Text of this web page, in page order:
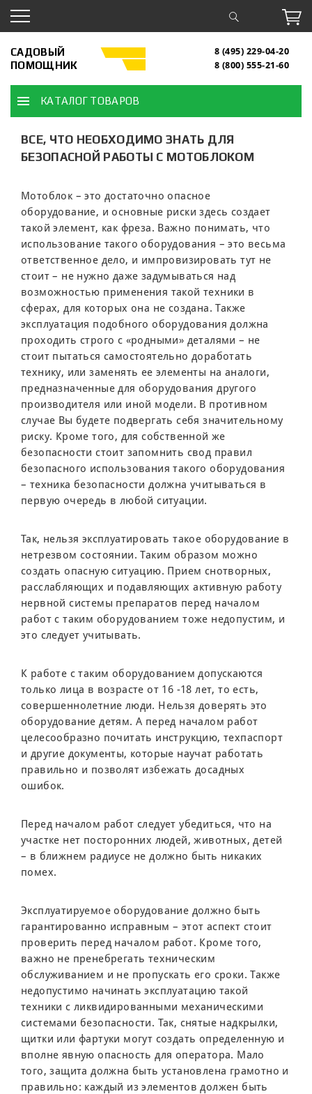
САДОВЫЙ
ПОМОЩНИК
8 (495) 229-04-20
8 (800) 555-21-60
КАТАЛОГ ТОВАРОВ
ВСЕ, ЧТО НЕОБХОДИМО ЗНАТЬ ДЛЯ
БЕЗОПАСНОЙ РАБОТЫ С МОТОБЛОКОМ
Мотоблок – это достаточно опасное
оборудование, и основные риски здесь создает
такой элемент, как фреза. Важно понимать, что
использование такого оборудования – это весьма
ответственное дело, и импровизировать тут не
стоит – не нужно даже задумываться над
возможностью применения такой техники в
сферах, для которых она не создана. Также
эксплуатация подобного оборудования должна
проходить строго с «родными» деталями – не
стоит пытаться самостоятельно доработать
технику, или заменять ее элементы на аналоги,
предназначенные для оборудования другого
производителя или иной модели. В противном
случае Вы будете подвергать себя значительному
риску. Кроме того, для собственной же
безопасности стоит запомнить свод правил
безопасного использования такого оборудования
– техника безопасности должна учитываться в
первую очередь в любой ситуации.
Так, нельзя эксплуатировать такое оборудование в
нетрезвом состоянии. Таким образом можно
создать опасную ситуацию. Прием снотворных,
расслабляющих и подавляющих активную работу
нервной системы препаратов перед началом
работ с таким оборудованием тоже недопустим, и
это следует учитывать.
К работе с таким оборудованием допускаются
только лица в возрасте от 16 -18 лет, то есть,
совершеннолетние люди. Нельзя доверять это
оборудование детям. А перед началом работ
целесообразно почитать инструкцию, техпаспорт
и другие документы, которые научат работать
правильно и позволят избежать досадных
ошибок.
Перед началом работ следует убедиться, что на
участке нет посторонних людей, животных, детей
– в ближнем радиусе не должно быть никаких
помех.
Эксплуатируемое оборудование должно быть
гарантированно исправным – этот аспект стоит
проверить перед началом работ. Кроме того,
важно не пренебрегать техническим
обслуживанием и не пропускать его сроки. Также
недопустимо начинать эксплуатацию такой
техники с ликвидированными механическими
системами безопасности. Так, снятые надкрылки,
щитки или фартуки могут создать определенную и
вполне явную опасность для оператора. Мало
того, защита должна быть установлена грамотно и
правильно: каждый из элементов должен быть